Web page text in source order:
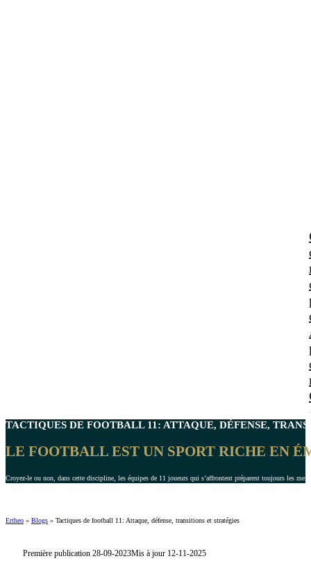
TACTIQUES DE FOOTBALL 11 : ATTAQUE, DÉFENSE,
LE FOOTBALL EST UN SPORT RICHE EN
Croyez-le ou non, dans cette discipline, les équipes de 11 joueurs qui s’affrontent préparent toujours les
Ertheo » Blogs » Tactiques de football 11: Attaque, défense, transitions et stratégies
Première publication 28-09-2023Mis à jour 12-11-2025